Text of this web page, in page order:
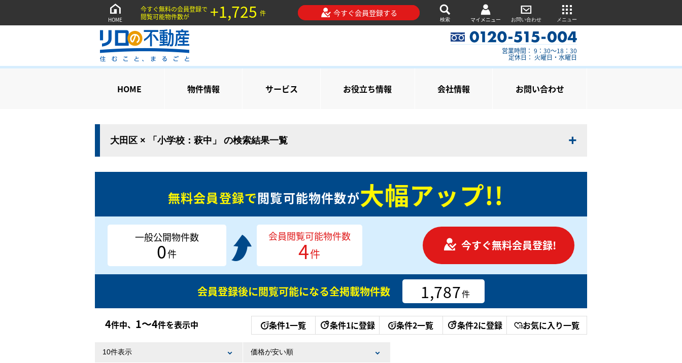
HOME
今すぐ無料の会員登録で
閲覧可能物件数が
+1,725 件 今すぐ会員登録する
検索 マイメニュー お問い合わせ メニュー
営業時間： 9：30～18：30
定休日： 火曜日・水曜日
HOME 物件情報 サービス お役立ち情報 会社情報 お問い合わせ
大田区 × 「小学校：萩中」 の検索結果一覧
無料会員登録で閲覧可能物件数が大幅アップ!!
一般公開物件数
0件
会員閲覧可能物件数
4件
今すぐ無料会員登録!
会員登録後に閲覧可能になる全掲載物件数 1,787件
4件中、 1〜4件を表示中 条件1一覧 条件1に登録 条件2一覧 条件2に登録 お気に入り一覧